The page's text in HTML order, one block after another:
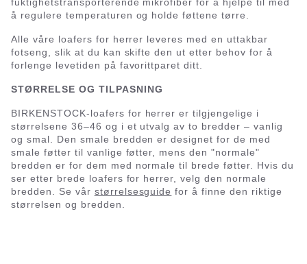
å regulere temperaturen og holde føttene tørre.
Alle våre loafers for herrer leveres med en uttakbar
fotseng, slik at du kan skifte den ut etter behov for å
forlenge levetiden på favorittparet ditt.
STØRRELSE OG TILPASNING
BIRKENSTOCK-loafers for herrer er tilgjengelige i
størrelsene 36–46 og i et utvalg av to bredder – vanlig
og smal. Den smale bredden er designet for de med
smale føtter til vanlige føtter, mens den "normale"
bredden er for dem med normale til brede føtter. Hvis du
ser etter brede loafers for herrer, velg den normale
bredden. Se vår størrelsesguide for å finne den riktige
størrelsen og bredden.